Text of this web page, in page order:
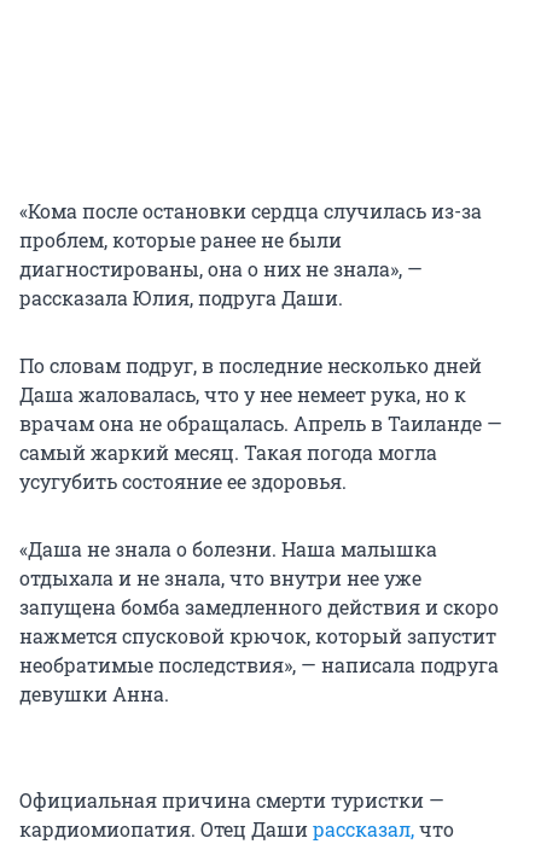
«Кома после остановки сердца случилась из-за
проблем, которые ранее не были
диагностированы, она о них не знала», —
рассказала Юлия, подруга Даши.
По словам подруг, в последние несколько дней
Даша жаловалась, что у нее немеет рука, но к
врачам она не обращалась. Апрель в Таиланде —
самый жаркий месяц. Такая погода могла
усугубить состояние ее здоровья.
«Даша не знала о болезни. Наша малышка
отдыхала и не знала, что внутри нее уже
запущена бомба замедленного действия и скоро
нажмется спусковой крючок, который запустит
необратимые последствия», — написала подруга
девушки Анна.
Официальная причина смерти туристки —
кардиомиопатия. Отец Даширассказал,что